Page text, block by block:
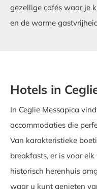
gezellige cafés waar je
en de warme
Hotels in
In Ceglie Messapica
accommodaties die
Van karakteristieke
breakfasts, er is voor
historisch herenhuis
waar u kunt genieten